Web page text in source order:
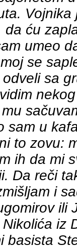
ću
umeo
se
sa
sam u
to zovu:
ih da mi
Da reči
i
ili
iz
basista